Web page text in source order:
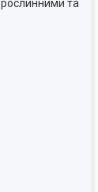
рослинними та